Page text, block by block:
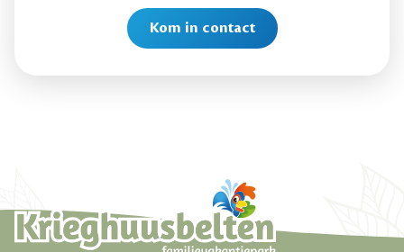
Kom in contact